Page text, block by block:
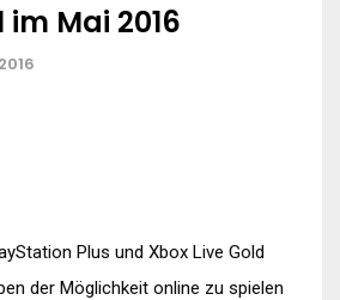
Mai 2016
Plus und Xbox Live Gold
der Möglichkeit online zu spielen